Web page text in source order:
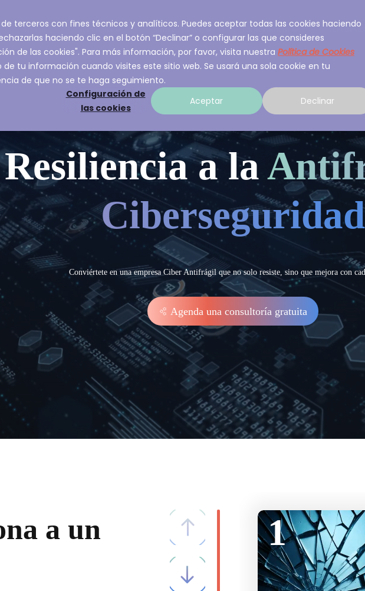
de terceros con fines técnicos y analíticos. Puedes aceptar todas las cookies haciendo
haciendo clic en el botón “Declinar” o configurar las que consideres
de las cookies". Para más información, por favor, visita nuestra Política de Cookies
de tu información cuando visites este sitio web. Se usará una sola cookie en tu
de que no se te haga seguimiento.
Configuración de
las cookies
Aceptar Declinar
Inicio Servicios Sobre A3Sec Experiencia Recursos
a la
Ciberseguridad
Conviértete en una empresa Ciber Antifrágil que no solo resiste, sino que mejora con
Agenda una consultoría gratuita
a un
1